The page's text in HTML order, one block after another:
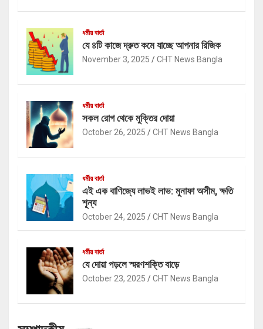
ধর্মীয় বার্তা
যে ৪টি কাজে দ্রুত কমে যাচ্ছে আপনার রিজিক
November 3, 2025 CHT News Bangla
ধর্মীয় বার্তা
সকল রোগ থেকে মুক্তির দোয়া
October 26, 2025 CHT News Bangla
ধর্মীয় বার্তা
এই এক বাণিজ্যে লাভই লাভ: মুনাফা অসীম, ক্ষতি
শূন্য
October 24, 2025 CHT News Bangla
ধর্মীয় বার্তা
যে দোয়া পড়লে স্মরণশক্তি বাড়ে
October 23, 2025 CHT News Bangla